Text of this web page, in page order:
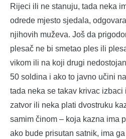
Rijeci ili ne stanuju, tada neka
odrede mjesto sjedala,
njihovih muževa. Još da
plesač ne bi smetao ples ili
vikom ili na koji drugi
50 soldina i ako to javno učini
tada neka se takav krivac izbaci
zatvor ili neka plati dvostruku
samim činom – koja kazna ima
ako bude prisutan satnik, ima